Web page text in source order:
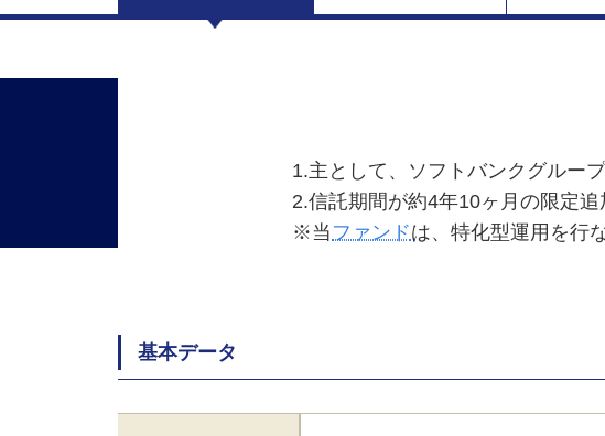
1.主として、ソフトバンクグルー
2.信託期間が約4年10ヶ月の限定追
※当 ファンドは、特化型運用を行
基本データ